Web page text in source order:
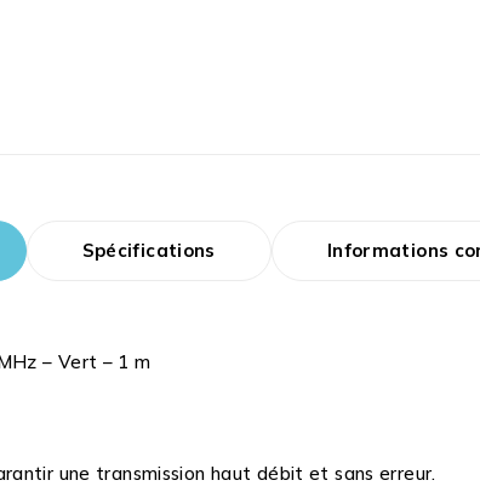
Spécifications Informations
– Vert – 1 m
une transmission haut débit et sans erreur.